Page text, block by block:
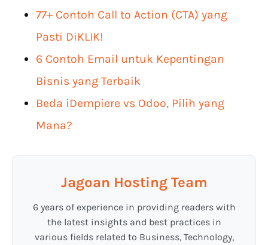
77+ Contoh Call to Action (CTA) yang
Pasti DiKLIK!
6 Contoh Email untuk Kepentingan
Bisnis yang Terbaik
Beda iDempiere vs Odoo, Pilih yang
Mana?
Jagoan Hosting Team
6 years of experience in providing readers with
the latest insights and best practices in
various fields related to Business, Technology,